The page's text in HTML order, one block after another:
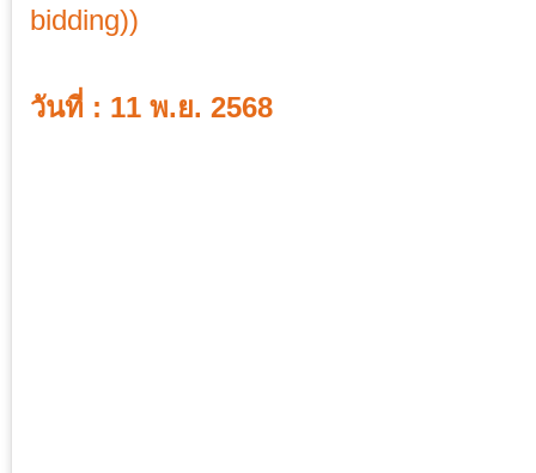
bidding))
วันที่ : 11 พ.ย. 2568